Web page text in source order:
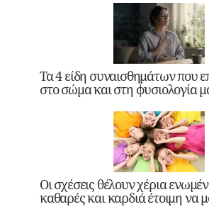
Τα 4 είδη συναισθημάτων που
στο σώμα και στη φυσιολογία
Οι σχέσεις θέλουν χέρια
καθαρές και καρδιά έτοιμη να